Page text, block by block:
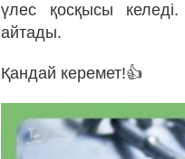
үлес қосқысы
айтады.
Қандай керемет!👍